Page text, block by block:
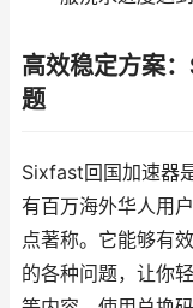
高效稳定方案
题
Sixfast回国加速器
有百万海外华人用
点著称。它能够有
的各种问题，让你